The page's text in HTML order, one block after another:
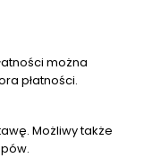
można
płatności.
Możliwy także